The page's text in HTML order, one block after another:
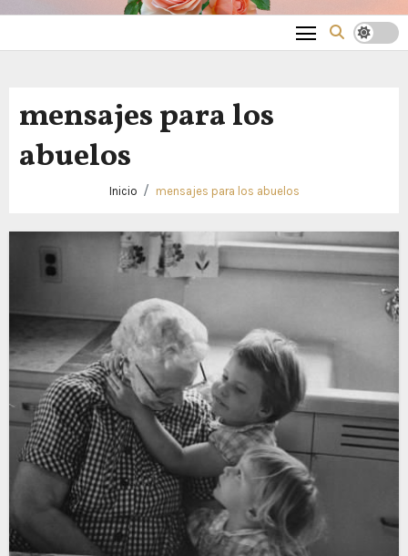
mensajes para los
abuelos
Inicio mensajes para los abuelos